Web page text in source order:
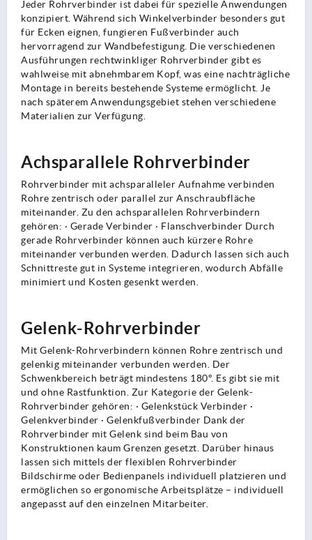
Jeder Rohrverbinder ist dabei für spezielle Anwendungen
konzipiert. Während sich Winkelverbinder besonders gut
für Ecken eignen, fungieren Fußverbinder auch
hervorragend zur Wandbefestigung. Die verschiedenen
Ausführungen rechtwinkliger Rohrverbinder gibt es
wahlweise mit abnehmbarem Kopf, was eine nachträgliche
Montage in bereits bestehende Systeme ermöglicht. Je
nach späterem Anwendungsgebiet stehen verschiedene
Materialien zur Verfügung.
Achsparallele Rohrverbinder
Rohrverbinder mit achsparalleler Aufnahme verbinden
Rohre zentrisch oder parallel zur Anschraubfläche
miteinander. Zu den achsparallelen Rohrverbindern
gehören: · Gerade Verbinder · Flanschverbinder Durch
gerade Rohrverbinder können auch kürzere Rohre
miteinander verbunden werden. Dadurch lassen sich auch
Schnittreste gut in Systeme integrieren, wodurch Abfälle
minimiert und Kosten gesenkt werden.
Gelenk-Rohrverbinder
Mit Gelenk-Rohrverbindern können Rohre zentrisch und
gelenkig miteinander verbunden werden. Der
Schwenkbereich beträgt mindestens 180°. Es gibt sie mit
und ohne Rastfunktion. Zur Kategorie der Gelenk-
Rohrverbinder gehören: · Gelenkstück Verbinder ·
Gelenkverbinder · Gelenkfußverbinder Dank der
Rohrverbinder mit Gelenk sind beim Bau von
Konstruktionen kaum Grenzen gesetzt. Darüber hinaus
lassen sich mittels der flexiblen Rohrverbinder
Bildschirme oder Bedienpanels individuell platzieren und
ermöglichen so ergonomische Arbeitsplätze – individuell
angepasst auf den einzelnen Mitarbeiter.